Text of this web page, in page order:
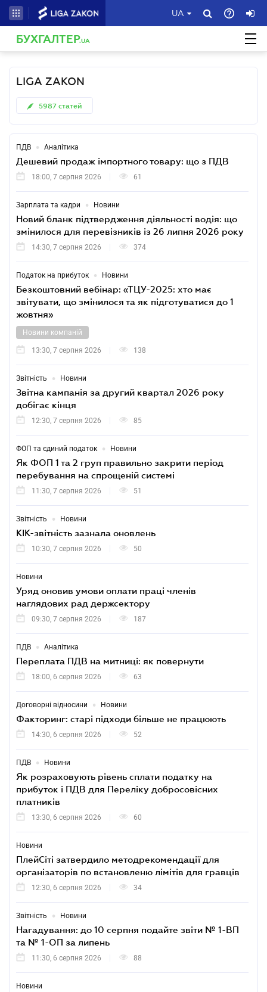
UA
БУХГАЛТЕР.UA
LIGA ZAKON
5987 статей
ПДВ • Аналітика
Дешевий продаж імпортного товару: що з ПДВ
18:00, 7 серпня 2026 61
Зарплата та кадри • Новини
Новий бланк підтвердження діяльності водія: що
змінилося для перевізників із 26 липня 2026 року
14:30, 7 серпня 2026 374
Податок на прибуток • Новини
Безкоштовний вебінар: «ТЦУ-2025: хто має
звітувати, що змінилося та як підготуватися до 1
жовтня»
Новини компаній
13:30, 7 серпня 2026 138
Звітність • Новини
Звітна кампанія за другий квартал 2026 року
добігає кінця
12:30, 7 серпня 2026 85
ФОП та єдиний податок • Новини
Як ФОП 1 та 2 груп правильно закрити період
перебування на спрощеній системі
11:30, 7 серпня 2026 51
Звітність • Новини
КІК-звітність зазнала оновлень
10:30, 7 серпня 2026 50
Новини
Уряд оновив умови оплати праці членів
наглядових рад держсектору
09:30, 7 серпня 2026 187
ПДВ • Аналітика
Переплата ПДВ на митниці: як повернути
18:00, 6 серпня 2026 63
Договорні відносини • Новини
Факторинг: старі підходи більше не працюють
14:30, 6 серпня 2026 52
ПДВ • Новини
Як розраховують рівень сплати податку на
прибуток і ПДВ для Переліку добросовісних
платників
13:30, 6 серпня 2026 60
Новини
ПлейСіті затвердило методрекомендації для
організаторів по встановленю лімітів для гравців
12:30, 6 серпня 2026 34
Звітність • Новини
Нагадування: до 10 серпня подайте звіти № 1-ВП
та № 1-ОП за липень
11:30, 6 серпня 2026 88
Новини